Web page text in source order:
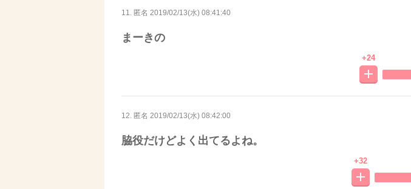
11. 匿名 2019/02/13(水) 08:41:40
まーきの
+24
12. 匿名 2019/02/13(水) 08:42:00
脇役だけどよく出てるよね。
+32